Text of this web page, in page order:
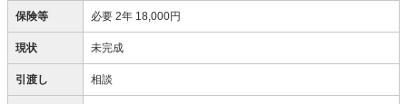
保険等 必要 2年 18,000円
現状 未完成
引渡し 相談